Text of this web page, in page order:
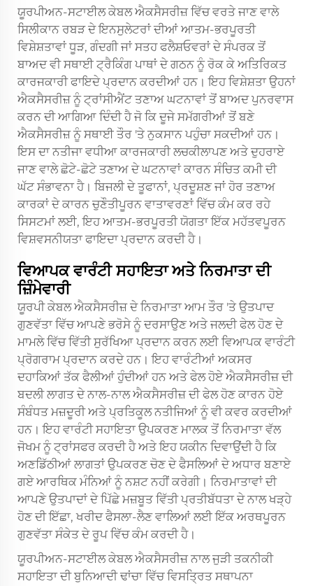
ਯੂਰਪੀਅਨ-ਸਟਾਈਲ ਕੇਬਲ ਐਕਸੈਸਰੀਜ਼ ਵਿੱਚ ਵਰਤੇ ਜਾਣ ਵਾਲੇ
ਸਿਲੀਕਾਨ ਰਬੜ ਦੇ ਇਨਸੁਲੇਟਰਾਂ ਦੀਆਂ ਆਤਮ-ਭਰਪੂਰਤੀ
ਵਿਸ਼ੇਸ਼ਤਾਵਾਂ ਧੂੜ, ਗੰਦਗੀ ਜਾਂ ਸਤਹ ਫਲੈਸ਼ਓਵਰਾਂ ਦੇ ਸੰਪਰਕ ਤੋਂ
ਬਾਅਦ ਵੀ ਸਥਾਈ ਟ੍ਰੈਕਿੰਗ ਪਾਥਾਂ ਦੇ ਗਠਨ ਨੂੰ ਰੋਕ ਕੇ ਅਤਿਰਿਕਤ
ਕਾਰਜਕਾਰੀ ਫਾਇਦੇ ਪ੍ਰਦਾਨ ਕਰਦੀਆਂ ਹਨ। ਇਹ ਵਿਸ਼ੇਸ਼ਤਾ ਉਹਨਾਂ
ਐਕਸੈਸਰੀਜ਼ ਨੂੰ ਟ੍ਰਾਂਸੀਐਂਟ ਤਣਾਅ ਘਟਨਾਵਾਂ ਤੋਂ ਬਾਅਦ ਪੁਨਰਵਾਸ
ਕਰਨ ਦੀ ਆਗਿਆ ਦਿੰਦੀ ਹੈ ਜੋ ਕਿ ਦੂਜੇ ਸਮੱਗਰੀਆਂ ਤੋਂ ਬਣੇ
ਐਕਸੈਸਰੀਜ਼ ਨੂੰ ਸਥਾਈ ਤੌਰ 'ਤੇ ਨੁਕਸਾਨ ਪਹੁੰਚਾ ਸਕਦੀਆਂ ਹਨ।
ਇਸ ਦਾ ਨਤੀਜਾ ਵਧੀਆ ਕਾਰਜਕਾਰੀ ਲਚਕੀਲਾਪਣ ਅਤੇ ਦੁਹਰਾਏ
ਜਾਣ ਵਾਲੇ ਛੋਟੇ-ਛੋਟੇ ਤਣਾਅ ਦੇ ਘਟਨਾਵਾਂ ਕਾਰਨ ਸੰਚਿਤ ਕਮੀ ਦੀ
ਘੱਟ ਸੰਭਾਵਨਾ ਹੈ। ਬਿਜਲੀ ਦੇ ਤੂਫਾਨਾਂ, ਪ੍ਰਦੂਸ਼ਣ ਜਾਂ ਹੋਰ ਤਣਾਅ
ਕਾਰਕਾਂ ਦੇ ਕਾਰਨ ਚੁਣੌਤੀਪੂਰਨ ਵਾਤਾਵਰਣਾਂ ਵਿੱਚ ਕੰਮ ਕਰ ਰਹੇ
ਸਿਸਟਮਾਂ ਲਈ, ਇਹ ਆਤਮ-ਭਰਪੂਰਤੀ ਯੋਗਤਾ ਇੱਕ ਮਹੱਤਵਪੂਰਨ
ਵਿਸ਼ਵਸਨੀਯਤਾ ਫਾਇਦਾ ਪ੍ਰਦਾਨ ਕਰਦੀ ਹੈ।
ਵਿਆਪਕ ਵਾਰੰਟੀ ਸਹਾਇਤਾ ਅਤੇ ਨਿਰਮਾਤਾ ਦੀ
ਜ਼ਿੰਮੇਵਾਰੀ
ਯੂਰਪੀ ਕੇਬਲ ਐਕਸੈਸਰੀਜ਼ ਦੇ ਨਿਰਮਾਤਾ ਆਮ ਤੌਰ 'ਤੇ ਉਤਪਾਦ
ਗੁਣਵੱਤਾ ਵਿੱਚ ਆਪਣੇ ਭਰੋਸੇ ਨੂੰ ਦਰਸਾਉਣ ਅਤੇ ਜਲਦੀ ਫੇਲ ਹੋਣ ਦੇ
ਮਾਮਲੇ ਵਿੱਚ ਵਿੱਤੀ ਸੁਰੱਖਿਆ ਪ੍ਰਦਾਨ ਕਰਨ ਲਈ ਵਿਆਪਕ ਵਾਰੰਟੀ
ਪ੍ਰੋਗਰਾਮ ਪ੍ਰਦਾਨ ਕਰਦੇ ਹਨ। ਇਹ ਵਾਰੰਟੀਆਂ ਅਕਸਰ
ਦਹਾਕਿਆਂ ਤੱਕ ਫੈਲੀਆਂ ਹੁੰਦੀਆਂ ਹਨ ਅਤੇ ਫੇਲ ਹੋਏ ਐਕਸੈਸਰੀਜ਼ ਦੀ
ਬਦਲੀ ਲਾਗਤ ਦੇ ਨਾਲ-ਨਾਲ ਐਕਸੈਸਰੀਜ਼ ਦੀ ਫੇਲ ਹੋਣ ਕਾਰਨ ਹੋਏ
ਸੰਬੰਧਤ ਮਜ਼ਦੂਰੀ ਅਤੇ ਪ੍ਰਤਿਕੂਲ ਨਤੀਜਿਆਂ ਨੂੰ ਵੀ ਕਵਰ ਕਰਦੀਆਂ
ਹਨ। ਇਹ ਵਾਰੰਟੀ ਸਹਾਇਤਾ ਉਪਕਰਣ ਮਾਲਕ ਤੋਂ ਨਿਰਮਾਤਾ ਵੱਲ
ਜੋਖਮ ਨੂੰ ਟ੍ਰਾਂਸਫਰ ਕਰਦੀ ਹੈ ਅਤੇ ਇਹ ਯਕੀਨ ਦਿਵਾਉਂਦੀ ਹੈ ਕਿ
ਅਣਡਿੱਠੀਆਂ ਲਾਗਤਾਂ ਉਪਕਰਣ ਚੋਣ ਦੇ ਫੈਸਲਿਆਂ ਦੇ ਅਧਾਰ ਬਣਾਏ
ਗਏ ਆਰਥਿਕ ਮੰਨਿਆਂ ਨੂੰ ਨਸ਼ਟ ਨਹੀਂ ਕਰੇਗੀ। ਨਿਰਮਾਤਾਵਾਂ ਦੀ
ਆਪਣੇ ਉਤਪਾਦਾਂ ਦੇ ਪਿੱਛੇ ਮਜ਼ਬੂਤ ਵਿੱਤੀ ਪ੍ਰਤੀਬੱਧਤਾ ਦੇ ਨਾਲ ਖੜ੍ਹੇ
ਹੋਣ ਦੀ ਇੱਛਾ, ਖਰੀਦ ਫੈਸਲਾ-ਲੈਣ ਵਾਲਿਆਂ ਲਈ ਇੱਕ ਅਰਥਪੂਰਨ
ਗੁਣਵੱਤਾ ਸੰਕੇਤ ਦੇ ਰੂਪ ਵਿੱਚ ਕੰਮ ਕਰਦੀ ਹੈ।
ਯੂਰਪੀਅਨ-ਸਟਾਈਲ ਕੇਬਲ ਐਕਸੈਸਰੀਜ਼ ਨਾਲ ਜੁੜੀ ਤਕਨੀਕੀ
ਸਹਾਇਤਾ ਦੀ ਬੁਨਿਆਦੀ ਢਾਂਚਾ ਵਿੱਚ ਵਿਸਤ੍ਰਿਤ ਸਥਾਪਨਾ